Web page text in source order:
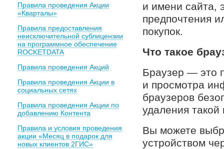
Правила проведения Акции
«Кварталы»
Правила предоставления
неисключительной сублицензии
на программное обеспечение
ROCKETDATA
Правила проведения Акций
Правила проведения Акции в
социальных сетях
Правила проведения Акции по
добавлению Контента
Правила и условия проведения
акции «Месяц в подарок для
новых клиентов 2ГИС»
и имени сайта,
предпочтения
покупок.
Что такое
Браузер — это
и просмотра
браузеров
удаления
Вы можете
устройством